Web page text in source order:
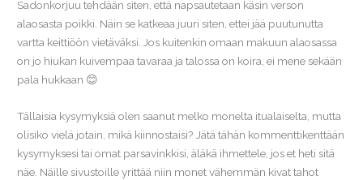
Sadonkorjuu tehdään siten, että napsautetaan käsin verson
alaosasta poikki. Näin se katkeaa juuri siten, ettei jää puutunutta
vartta keittiöön vietäväksi. Jos kuitenkin omaan makuun alaosassa
on jo hiukan kuivempaa tavaraa ja talossa on koira, ei mene sekään
pala hukkaan 😊
Tällaisia kysymyksiä olen saanut melko monelta itualaiselta, mutta
olisiko vielä jotain, mikä kiinnostaisi? Jätä tähän kommenttikenttään
kysymyksesi tai omat parsavinkkisi, äläkä ihmettele, jos et heti sitä
näe. Näille sivustoille yrittää niin monet vähemmän kivat tahot